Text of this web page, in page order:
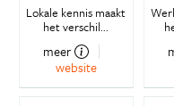
Lokale kennis maakt
het verschil...
meer
website